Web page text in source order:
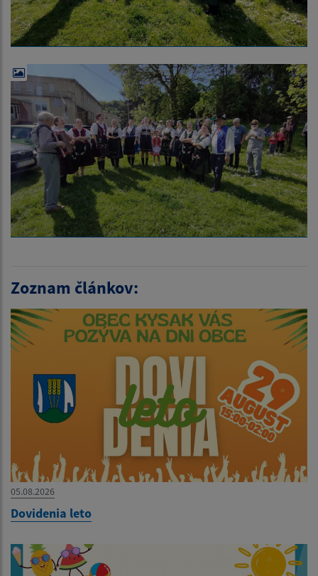
Zoznam článkov:
05.08.2026
Dovidenia leto